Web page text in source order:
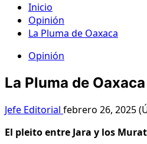
Inicio
Opinión
La Pluma de Oaxaca
Opinión
La Pluma de Oaxaca
Jefe Editorial febrero 26, 2025
El pleito entre Jara y los Murat